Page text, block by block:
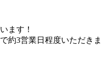
ます！
約3営業日程度いただきま